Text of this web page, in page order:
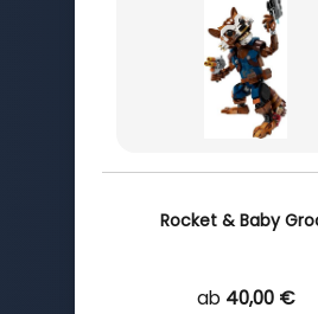
Rocket & Baby
ab 40,00 €